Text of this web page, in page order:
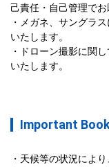
己責任・自己管理でお
・メガネ、サングラ
いたします。
・ドローン撮影に関
いたします。
Important
・天候等の状況によ